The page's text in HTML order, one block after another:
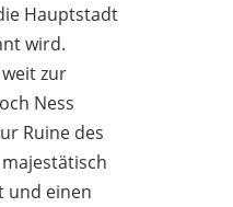
Hauptstadt
wird.
zur
Ness
Ruine des
und einen